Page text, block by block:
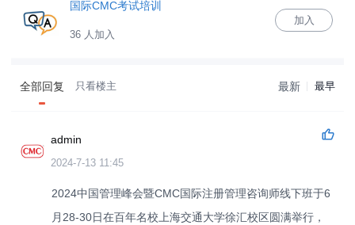
国际CMC考试培训
36 人加入
加入
全部回复 只看楼主 最新 最早
admin
2024-7-13 11:45
2024中国管理峰会暨CMC国际注册管理咨询师线下班于6
月28-30日在百年名校上海交通大学徐汇校区圆满举行，